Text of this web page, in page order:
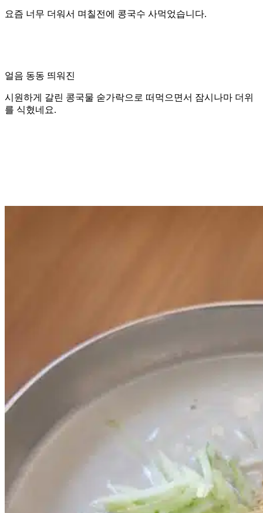
요즘 너무 더워서 며칠전에 콩국수 사먹었습니다.
얼음 동동 띄워진
시원하게 갈린 콩국물 숟가락으로 떠먹으면서 잠시나마 더위
를 식혔네요.